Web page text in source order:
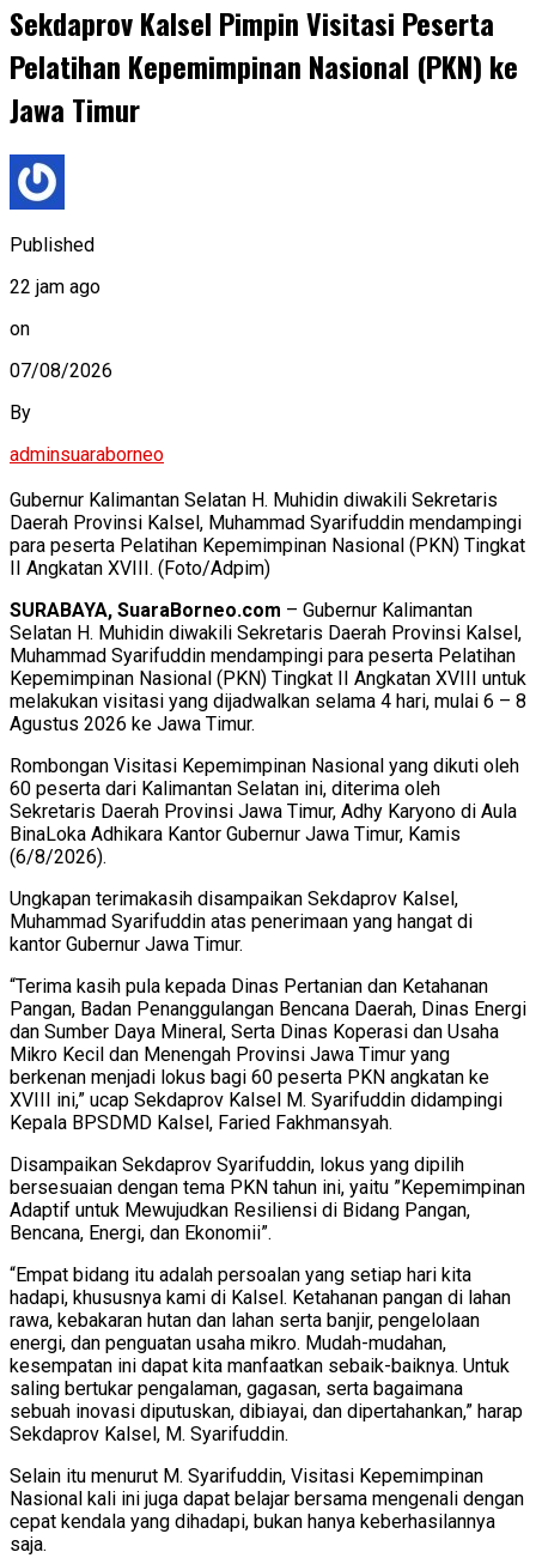
Sekdaprov Kalsel Pimpin Visitasi Peserta
Pelatihan Kepemimpinan Nasional (PKN) ke
Jawa Timur
Published
22 jam ago
on
07/08/2026
By
adminsuaraborneo
Gubernur Kalimantan Selatan H. Muhidin diwakili Sekretaris
Daerah Provinsi Kalsel, Muhammad Syarifuddin mendampingi
para peserta Pelatihan Kepemimpinan Nasional (PKN) Tingkat
II Angkatan XVIII. (Foto/Adpim)
SURABAYA, SuaraBorneo.com – Gubernur Kalimantan
Selatan H. Muhidin diwakili Sekretaris Daerah Provinsi Kalsel,
Muhammad Syarifuddin mendampingi para peserta Pelatihan
Kepemimpinan Nasional (PKN) Tingkat II Angkatan XVIII untuk
melakukan visitasi yang dijadwalkan selama 4 hari, mulai 6 – 8
Agustus 2026 ke Jawa Timur.
Rombongan Visitasi Kepemimpinan Nasional yang dikuti oleh
60 peserta dari Kalimantan Selatan ini, diterima oleh
Sekretaris Daerah Provinsi Jawa Timur, Adhy Karyono di Aula
BinaLoka Adhikara Kantor Gubernur Jawa Timur, Kamis
(6/8/2026).
Ungkapan terimakasih disampaikan Sekdaprov Kalsel,
Muhammad Syarifuddin atas penerimaan yang hangat di
kantor Gubernur Jawa Timur.
“Terima kasih pula kepada Dinas Pertanian dan Ketahanan
Pangan, Badan Penanggulangan Bencana Daerah, Dinas Energi
dan Sumber Daya Mineral, Serta Dinas Koperasi dan Usaha
Mikro Kecil dan Menengah Provinsi Jawa Timur yang
berkenan menjadi lokus bagi 60 peserta PKN angkatan ke
XVIII ini,” ucap Sekdaprov Kalsel M. Syarifuddin didampingi
Kepala BPSDMD Kalsel, Faried Fakhmansyah.
Disampaikan Sekdaprov Syarifuddin, lokus yang dipilih
bersesuaian dengan tema PKN tahun ini, yaitu ”Kepemimpinan
Adaptif untuk Mewujudkan Resiliensi di Bidang Pangan,
Bencana, Energi, dan Ekonomii”.
“Empat bidang itu adalah persoalan yang setiap hari kita
hadapi, khususnya kami di Kalsel. Ketahanan pangan di lahan
rawa, kebakaran hutan dan lahan serta banjir, pengelolaan
energi, dan penguatan usaha mikro. Mudah-mudahan,
kesempatan ini dapat kita manfaatkan sebaik-baiknya. Untuk
saling bertukar pengalaman, gagasan, serta bagaimana
sebuah inovasi diputuskan, dibiayai, dan dipertahankan,” harap
Sekdaprov Kalsel, M. Syarifuddin.
Selain itu menurut M. Syarifuddin, Visitasi Kepemimpinan
Nasional kali ini juga dapat belajar bersama mengenali dengan
cepat kendala yang dihadapi, bukan hanya keberhasilannya
saja.